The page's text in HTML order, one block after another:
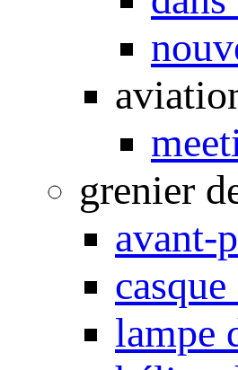
grenier
avant-
lampe